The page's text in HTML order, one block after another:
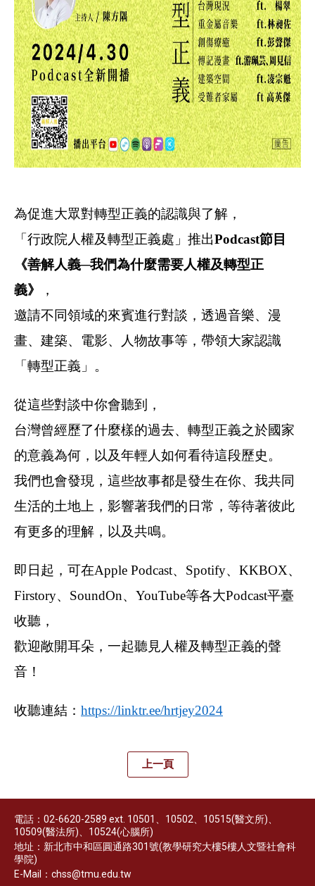
為促進大眾對轉型正義的認識與了解，
「行政院人權及轉型正義處」推出Podcast節目
《善解人義─我們為什麼需要人權及轉型正
義》
，
邀請不同領域的來賓進行對談，透過音樂、漫
畫、建築、電影、人物故事等，帶領大家認識
「轉型正義」。
從這些對談中你會聽到，
台灣曾經歷了什麼樣的過去、轉型正義之於國家
的意義為何，以及年輕人如何看待這段歷史。
我們也會發現，這些故事都是發生在你、我共同
生活的土地上，影響著我們的日常，等待著彼此
有更多的理解，以及共鳴。
即日起，可在Apple Podcast、Spotify、KKBOX、
Firstory、SoundOn、YouTube等各大Podcast平臺
收聽，
歡迎敞開耳朵，一起聽見人權及轉型正義的聲
音！
收聽連結： https://linktr.ee/hrtjey2024
上一頁
電話：02-6620-2589 ext. 10501、10502、10515(醫文所)、
10509(醫法所)、10524(心腦所)
地址：新北市中和區圓通路301號(教學研究大樓5樓人文暨社會科
學院)
E-Mail：chss@tmu.edu.tw